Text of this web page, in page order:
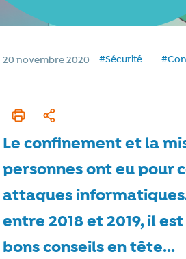
Date de publication
20 novembre 2020 Tags
#Sécurité
Imprimer cet article
Partager
Le confinement et la
personnes ont eu pour
attaques
entre 2018 et 2019, il
bons conseils en tête...